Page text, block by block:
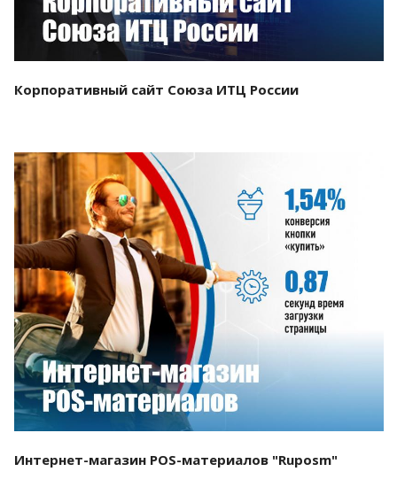
Корпоративный сайт Союза ИТЦ России
Смотреть проект
Интернет-магазин POS-материалов "Ruposm"